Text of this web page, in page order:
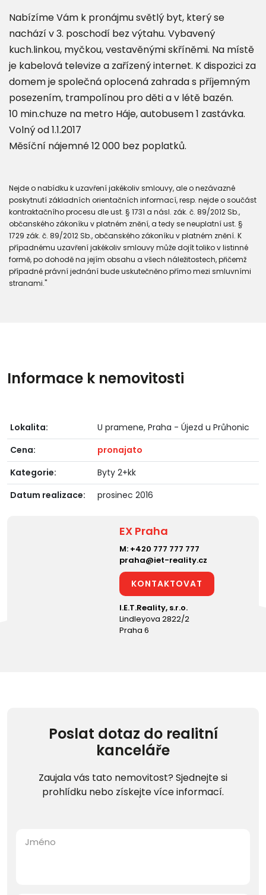
Nabízíme Vám k pronájmu světlý byt, který se
nachází v 3. poschodí bez výtahu. Vybavený
kuch.linkou, myčkou, vestavěnými skříněmi. Na místě
je kabelová televize a zařízený internet. K dispozici za
domem je společná oplocená zahrada s příjemným
posezením, trampolínou pro děti a v létě bazén.
10 min.chuze na metro Háje, autobusem 1 zastávka.
Volný od 1.1.2017
Měsíční nájemné 12 000 bez poplatků.
Nejde o nabídku k uzavření jakékoliv smlouvy, ale o nezávazné
poskytnutí základních orientačních informací, resp. nejde o součást
kontraktačního procesu dle ust. § 1731 a násl. zák. č. 89/2012 Sb.,
občanského zákoníku v platném znění, a tedy se neuplatní ust. §
1729 zák. č. 89/2012 Sb., občanského zákoníku v platném znění. K
případnému uzavření jakékoliv smlouvy může dojít toliko v listinné
formě, po dohodě na jejím obsahu a všech náležitostech, přičemž
případné právní jednání bude uskutečněno přímo mezi smluvními
stranami."
Informace k nemovitosti
Lokalita:
U pramene, Praha - Újezd u Průhonic
Cena:
pronajato
Kategorie:
Byty 2+kk
Datum realizace:
prosinec 2016
EX Praha
M: +420 777 777 777
praha@iet-reality.cz
KONTAKTOVAT
I.E.T.Reality, s.r.o.
Lindleyova 2822/2
Praha 6
Poslat dotaz do realitní
kanceláře
Zaujala vás tato nemovitost? Sjednejte si
prohlídku nebo získejte více informací.
Jméno